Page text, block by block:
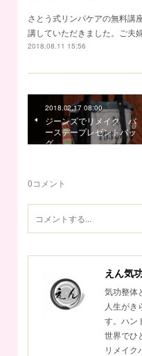
さとう式リンパケアの無料講
講していただきました。ご夫
2018.08.11 15:56
2018.02.17 08:00
ジーンズでリメイク バ
ースデープレゼントバッ
グ
0コメント
気功整体
人生がき
す。ハン
世界でひ
リメイク